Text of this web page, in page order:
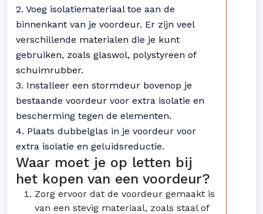
2. Voeg isolatiemateriaal toe aan de
binnenkant van je voordeur. Er zijn veel
verschillende materialen die je kunt
gebruiken, zoals glaswol, polystyreen of
schuimrubber.
3. Installeer een stormdeur bovenop je
bestaande voordeur voor extra isolatie en
bescherming tegen de elementen.
4. Plaats dubbelglas in je voordeur voor
extra isolatie en geluidsreductie.
Waar moet je op letten bij
het kopen van een voordeur?
Zorg ervoor dat de voordeur gemaakt is
van een stevig materiaal, zoals staal of